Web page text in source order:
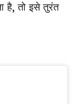
है, तो इसे तुरंत